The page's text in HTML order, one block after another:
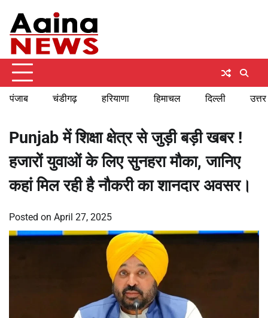
content
पंजाब चंडीगढ़ हरियाणा हिमाचल दिल्ली
Punjab में शिक्षा क्षेत्र से जुड़ी बड़ी खबर !
हजारों युवाओं के लिए सुनहरा मौका, जानिए
कहां मिल रही है नौकरी का शानदार अवसर।
Posted on April 27, 2025